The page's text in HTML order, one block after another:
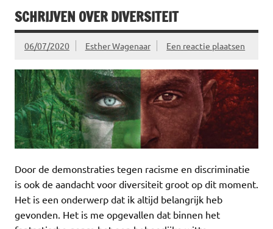
SCHRIJVEN OVER DIVERSITEIT
06/07/2020 Esther Wagenaar Een reactie plaatsen
Door de demonstraties tegen racisme en discriminatie
is ook de aandacht voor diversiteit groot op dit moment.
Het is een onderwerp dat ik altijd belangrijk heb
gevonden. Het is me opgevallen dat binnen het